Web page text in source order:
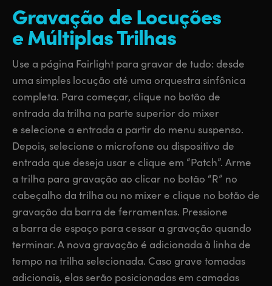
Gravaçãode Locuções
e Múltiplas Trilhas
Use a página Fairlight para gravar de tudo: desde
uma simples locução até uma orquestra sinfônica
completa. Para começar, clique no botão de
entrada da trilha na parte superior do mixer
e selecione a entrada a partir do menu suspenso.
Depois, selecione o microfone ou dispositivo de
entrada que deseja usar e clique em “Patch”. Arme
a trilha para gravação ao clicar no botão “R” no
cabeçalho da trilha ou no mixer e clique no botão de
gravação da barra de ferramentas. Pressione
a barra de espaço para cessar a gravação quando
terminar. A nova gravação é adicionada à linha de
tempo na trilha selecionada. Caso grave tomadas
adicionais, elas serão posicionadas em camadas